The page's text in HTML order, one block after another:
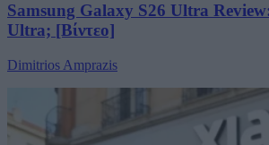
Samsung Galaxy S26 Ultra Review:
Ultra; [Βίντεο]
Dimitrios Amprazis